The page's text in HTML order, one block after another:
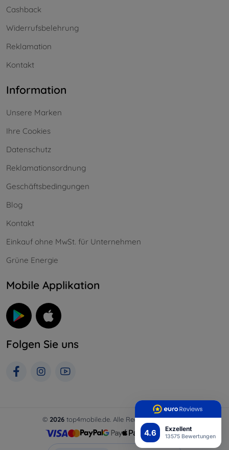
4.6 Exzellent
13575 Bewertungen
Cashback
Widerrufsbelehrung
Reklamation
Kontakt
Information
Unsere Marken
Ihre Cookies
Datenschutz
Reklamationsordnung
Geschäftsbedingungen
Blog
Kontakt
Einkauf ohne MwSt. für Unternehmen
Grüne Energie
Mobile Applikation
Folgen Sie uns
© 2026 top4mobile.de. Alle Rechte vorbehalten.